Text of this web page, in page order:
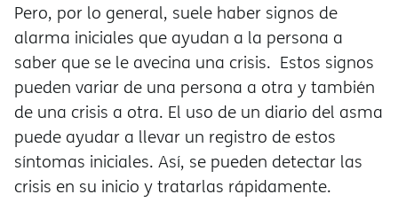
Pero, por lo general, suele haber signos de
alarma iniciales que ayudan a la persona a
saber que se le avecina una crisis. Estos signos
pueden variar de una persona a otra y también
de una crisis a otra. El uso de un diario del asma
puede ayudar a llevar un registro de estos
síntomas iniciales. Así, se pueden detectar las
crisis en su inicio y tratarlas rápidamente.